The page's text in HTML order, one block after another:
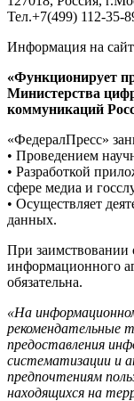
Тел.+7(499) 112-35-
Информация на
«Функционирует
Министерства
коммуникаций
«ФедералПресс»
• Проведением
• Разработкой
сфере медиа и
• Осуществляет
данных.
При заимствовании
информационного
обязательна.
«На
рекомендательные
предоставления
систематизации и
предпочтениям
находящихся на